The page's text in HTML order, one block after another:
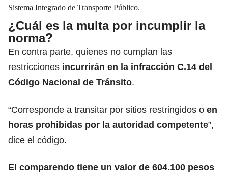
Sistema Integrado de Transporte Público.
¿Cuál es la multa por incumplir la
norma?
En contra parte, quienes no cumplan las
restricciones incurrirán en la infracción C.14 del
Código Nacional de Tránsito.
“Corresponde a transitar por sitios restringidos o en
horas prohibidas por la autoridad competente”,
dice el código.
El comparendo tiene un valor de 604.100 pesos